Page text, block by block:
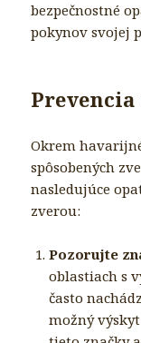
bezpečnostné
pokynov svojej
Prevencia
Okrem
spôsobených
nasledujúce
zverou:
Pozorujte
oblastiach s
často
možný